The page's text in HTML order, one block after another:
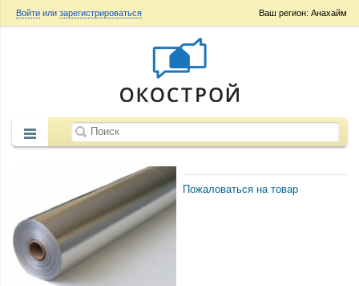
Ваш регион: Анахайм
Войти или зарегистрироваться
Пожаловаться на товар